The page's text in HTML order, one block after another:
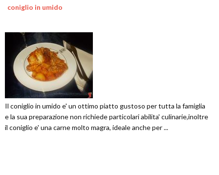
coniglio in umido
Il coniglio in umido e' un ottimo piatto gustoso per tutta la famiglia
e la sua preparazione non richiede particolari abilita' culinarie,inoltre
il coniglio e' una carne molto magra, ideale anche per ...